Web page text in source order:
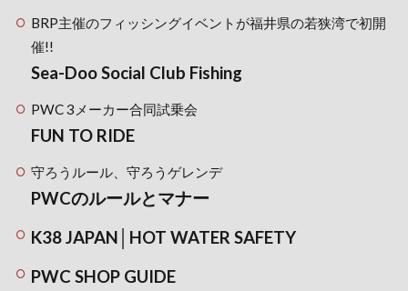
BRP主催のフィッシングイベントが福井県の若狭湾で初開
催!!
Sea-Doo Social Club Fishing
PWC 3メーカー合同試乗会
FUN TO RIDE
守ろうルール、守ろうゲレンデ
PWCのルールとマナー
K38 JAPAN│HOT WATER SAFETY
PWC SHOP GUIDE